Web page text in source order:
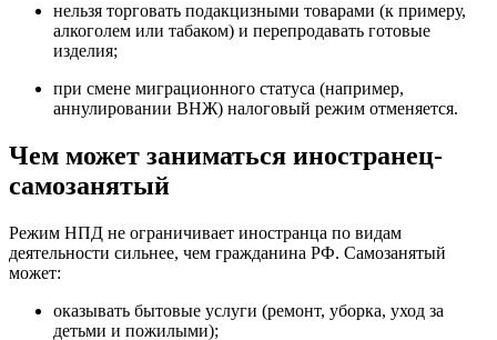
нельзя торговать подакцизными товарами (к примеру,
алкоголем или табаком) и перепродавать готовые
изделия;
при смене миграционного статуса (например,
аннулировании ВНЖ) налоговый режим отменяется.
Чем может заниматься иностранец-
самозанятый
Режим НПД не ограничивает иностранца по видам
деятельности сильнее, чем гражданина РФ. Самозанятый
может:
оказывать бытовые услуги (ремонт, уборка, уход за
детьми и пожилыми);